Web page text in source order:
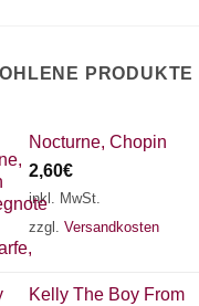
PRODUKTE
Nocturne, Chopin
2,60€
inkl. MwSt.
zzgl. Versandkosten
Kelly The Boy From